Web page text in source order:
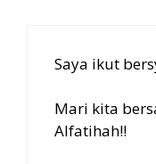
Saya ikut
Mari kita
Alfatihah!!